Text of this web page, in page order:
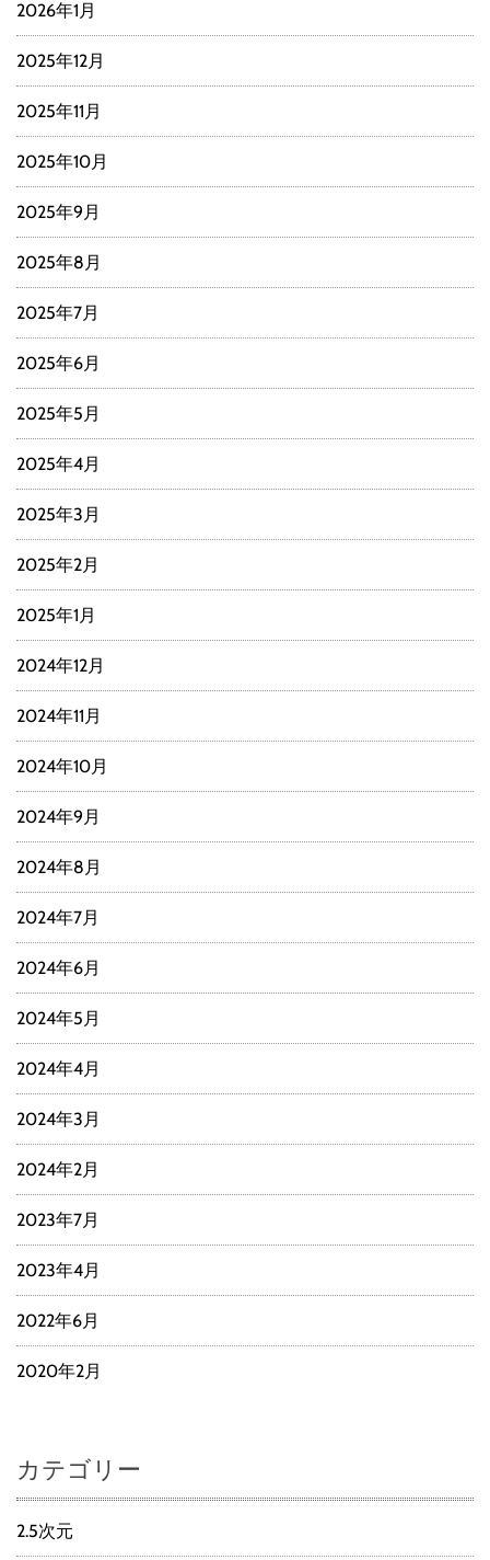
2026年1月
2025年12月
2025年11月
2025年10月
2025年9月
2025年8月
2025年7月
2025年6月
2025年5月
2025年4月
2025年3月
2025年2月
2025年1月
2024年12月
2024年11月
2024年10月
2024年9月
2024年8月
2024年7月
2024年6月
2024年5月
2024年4月
2024年3月
2024年2月
2023年7月
2023年4月
2022年6月
2020年2月
カテゴリー
2.5次元